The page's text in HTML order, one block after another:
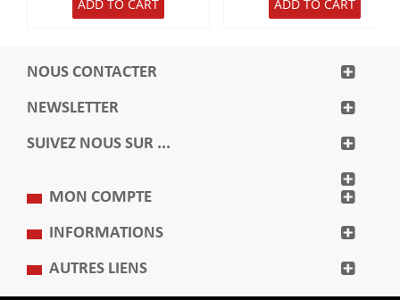
ADD TO CART ADD TO CART
NOUS CONTACTER
NEWSLETTER
SUIVEZ NOUS SUR ...
MON COMPTE
INFORMATIONS
AUTRES LIENS